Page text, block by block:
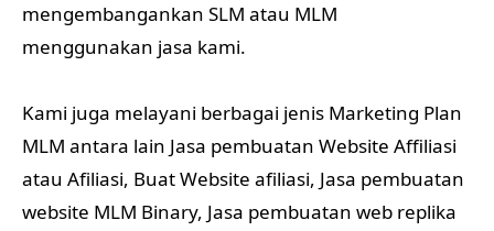
mengembangankan SLM atau MLM
menggunakan jasa kami.
Kami juga melayani berbagai jenis Marketing Plan
MLM antara lain Jasa pembuatan Website Affiliasi
atau Afiliasi, Buat Website afiliasi, Jasa pembuatan
website MLM Binary, Jasa pembuatan web replika